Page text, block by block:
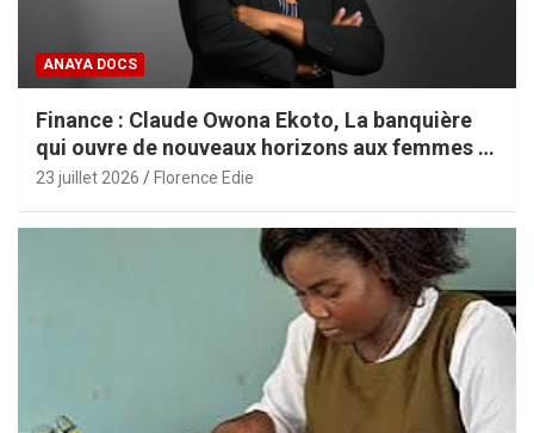
ANAYA DOCS
Finance : Claude Owona Ekoto, La banquière
qui ouvre de nouveaux horizons aux femmes et
aux PME africaines
23 juillet 2026 Florence Edie